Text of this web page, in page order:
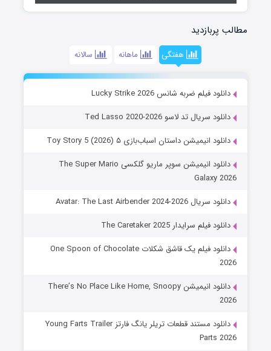
مطالب پربازدید
هفتگی ماهانه سالانه
دانلود فیلم ضربه شانس Lucky Strike 2026
دانلود سریال تد لاسو Ted Lasso 2020-2026
دانلود انیمیشن داستان اسباب‌بازی ۵ Toy Story 5 (2026)
دانلود انیمیشن سوپر ماریو گلکسی The Super Mario
Galaxy 2026
دانلود سریال Avatar: The Last Airbender 2024-2026
دانلود فیلم سرایدار The Caretaker 2025
دانلود فیلم یک قاشق شکلات One Spoon of Chocolate
2026
دانلود انیمیشن There’s No Place Like Home, Snoopy
2026
دانلود مستند قطعات تریلر یانگ فارتز Young Farts Trailer
Parts 2026